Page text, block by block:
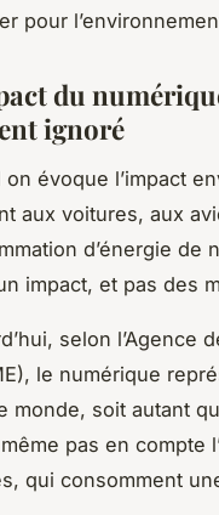
pour
du
ignoré
on évoque l’impact
aux voitures, aux
d’énergie de
impact, et pas des
selon l’Agence
le numérique
monde, soit autant
pas en compte
qui consomment